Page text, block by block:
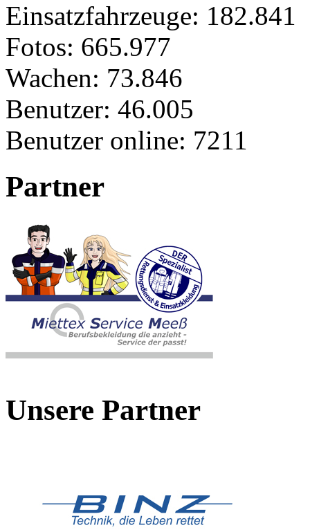
Einsatzfahrzeuge: 182.841
Fotos: 665.977
Wachen: 73.846
Benutzer: 46.005
Benutzer online: 7211
Partner
Unsere Partner